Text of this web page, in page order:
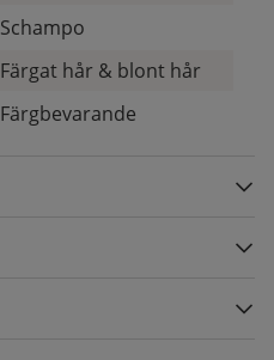
Schampo
Färgat hår & blont hår
Färgbevarande